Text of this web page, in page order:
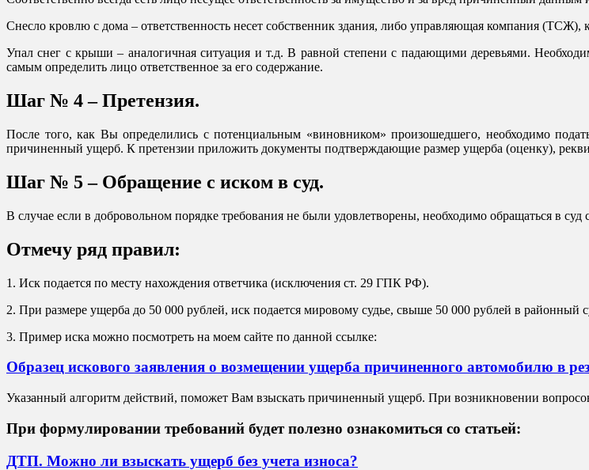
Снесло кровлю с дома – ответственность несет собственник здания, либо управляющая компания (ТСЖ),
Упал снег с крыши – аналогичная ситуация и т.д. В равной степени с падающими деревьями.
самым определить лицо ответственное за его содержание.
Шаг № 4 – Претензия.
После того, как Вы определились с потенциальным «виновником» произошедшего, необходимо
причиненный ущерб. К претензии приложить документы подтверждающие размер ущерба (оценку),
Шаг № 5 – Обращение с иском в суд.
В случае если в добровольном порядке требования не были удовлетворены, необходимо обращаться в
Отмечу ряд правил:
1. Иск подается по месту нахождения ответчика (исключения ст. 29 ГПК РФ).
2. При размере ущерба до 50 000 рублей, иск подается мировому судье, свыше 50 000 рублей в районный
3. Пример иска можно посмотреть на моем сайте по данной ссылке:
Образец искового заявления о возмещении ущерба причиненного автомобилю в
Указанный алгоритм действий, поможет Вам взыскать причиненный ущерб. При возникновении
При формулировании требований будет полезно ознакомиться со статьей:
ДТП. Можно ли взыскать ущерб без учета износа?